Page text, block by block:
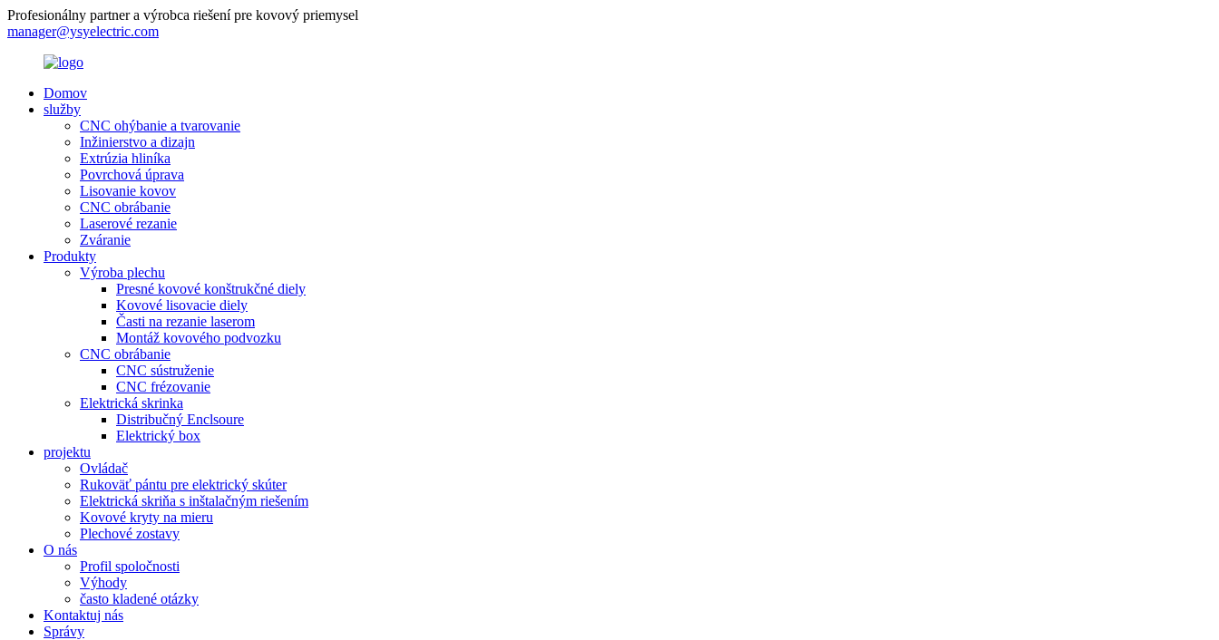
Profesionálny partner a výrobca riešení pre kovový priemysel
manager@ysyelectric.com
Domov
služby
CNC ohýbanie a tvarovanie
Inžinierstvo a dizajn
Extrúzia hliníka
Povrchová úprava
Lisovanie kovov
CNC obrábanie
Laserové rezanie
Zváranie
Produkty
Výroba plechu
Presné kovové konštrukčné diely
Kovové lisovacie diely
Časti na rezanie laserom
Montáž kovového podvozku
CNC obrábanie
CNC sústruženie
CNC frézovanie
Elektrická skrinka
Distribučný Enclsoure
Elektrický box
projektu
Ovládač
Rukoväť pántu pre elektrický skúter
Elektrická skriňa s inštalačným riešením
Kovové kryty na mieru
Plechové zostavy
O nás
Profil spoločnosti
Výhody
často kladené otázky
Kontaktuj nás
Správy